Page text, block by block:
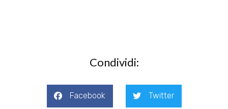
Condividi:
Facebook Twitter